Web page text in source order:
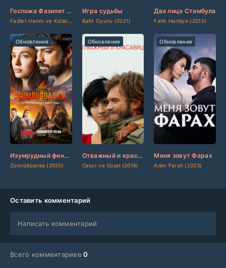
Госпожа Фазилет и ее дочери Игра судьбы
Baht Oyunu (2021)
Два лица Стамбула
Fatih Harbiye (2013)
Изумрудный феникс
Zümrüdüanka (2020)
[updated]
Обновление
[/updated]
Отважный и красавица
Cesur ve Güzel (2016)
[updated]
Обновление
[/updated]
Меня зовут Фарах
Adım Farah (2023)
Обновление
Оставить комментарий
Написать комментарий
Всего комментариев0